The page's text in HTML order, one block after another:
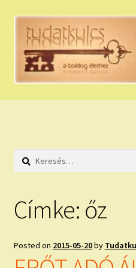
Ugrás
navigációhoz
Kilépés
tartalomba
HÚZZ EGY KÁRTYÁT!
HOLDNAPTÁR
KÉRJ EGY MEGERŐSÍTÉST!
Keresés:
Címke: őz
Posted on 2015-05-20by